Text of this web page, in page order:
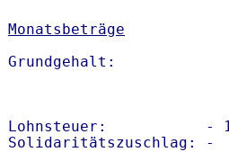
Monatsbeträge
Lohnsteuer:           -
Solidaritätszuschlag: -